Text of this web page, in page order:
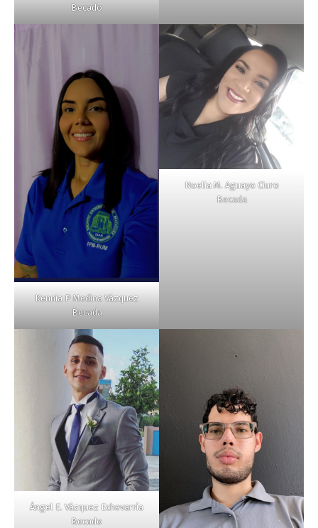
Becado
Kennia P Medina Väzquez
Becada
Noelia M. Aguayo Ciuro
Becada
Ángel E. Vázquez Echevarría
Becado